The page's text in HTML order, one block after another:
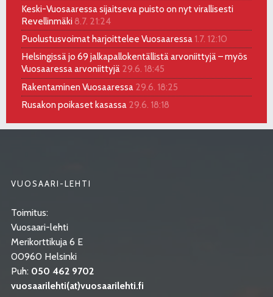
Keski-Vuosaaressa sijaitseva puisto on nyt virallisesti
Revellinmäki 8.7. 21:24
Puolustusvoimat harjoittelee Vuosaaressa 1.7. 12:10
Helsingissä jo 69 jalkapallokentällistä arvoniittyjä – myös
Vuosaaressa arvoniittyjä 29.6. 18:45
Rakentaminen Vuosaaressa 29.6. 18:25
Rusakon poikaset kasassa 29.6. 18:18
VUOSAARI-LEHTI
Toimitus:
Vuosaari-lehti
Merikorttikuja 6 E
00960 Helsinki
Puh: 050 462 9702
vuosaarilehti(at)vuosaarilehti.fi